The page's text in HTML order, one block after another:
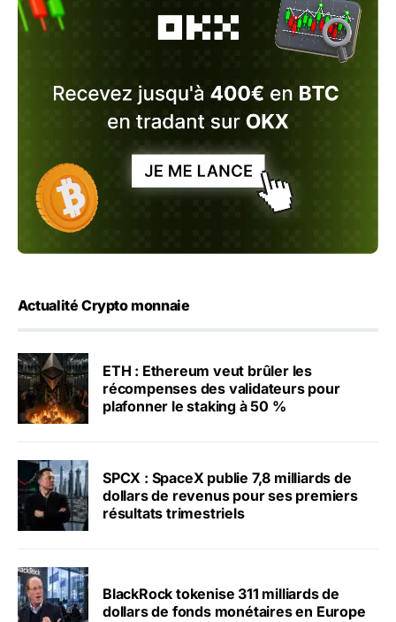
Actualité Crypto monnaie
ETH : Ethereum veut brûler les
récompenses des validateurs pour
plafonner le staking à 50 %
SPCX : SpaceX publie 7,8 milliards de
dollars de revenus pour ses premiers
résultats trimestriels
BlackRock tokenise 311 milliards de
dollars de fonds monétaires en Europe